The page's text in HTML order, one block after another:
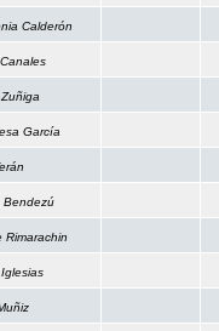
Calderón
García
Bendezú
Rimarachin